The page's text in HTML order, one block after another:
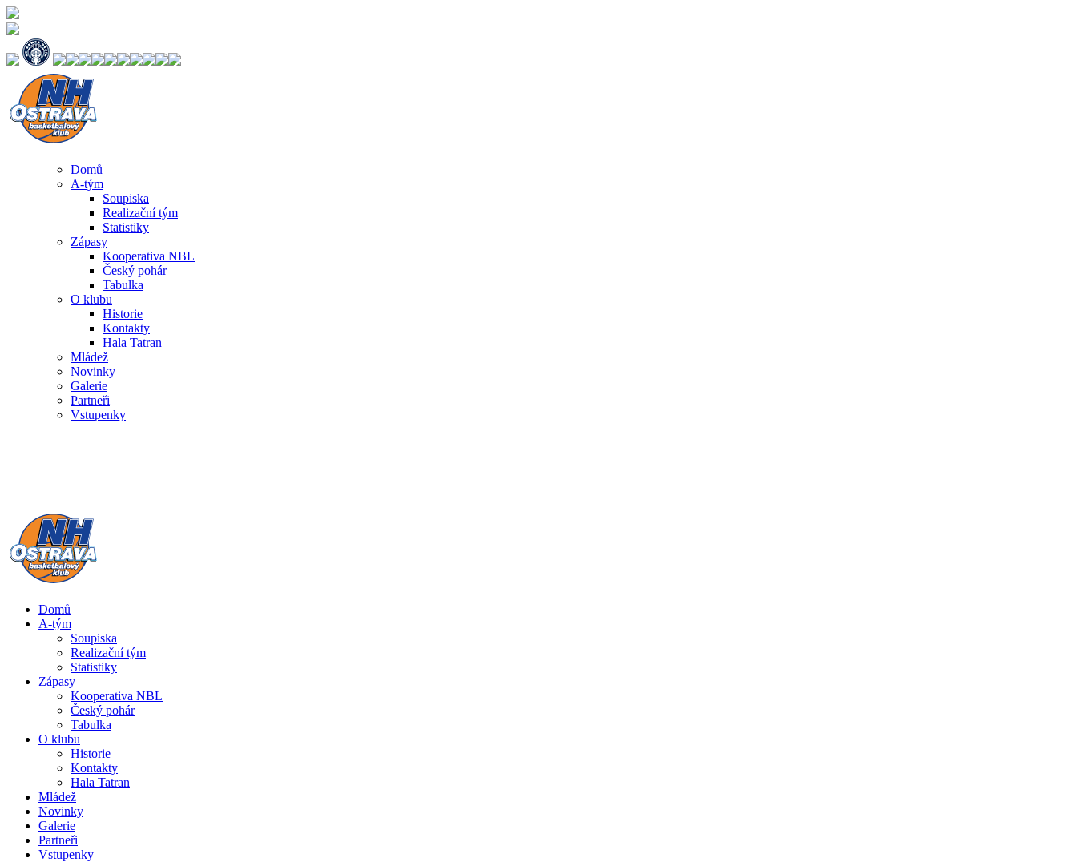
Domů
A-tým
Soupiska
Realizační tým
Statistiky
Zápasy
Kooperativa NBL
Český pohár
Tabulka
O klubu
Historie
Kontakty
Hala Tatran
Mládež
Novinky
Galerie
Partneři
Vstupenky
Domů
A-tým
Soupiska
Realizační tým
Statistiky
Zápasy
Kooperativa NBL
Český pohár
Tabulka
O klubu
Historie
Kontakty
Hala Tatran
Mládež
Novinky
Galerie
Partneři
Vstupenky